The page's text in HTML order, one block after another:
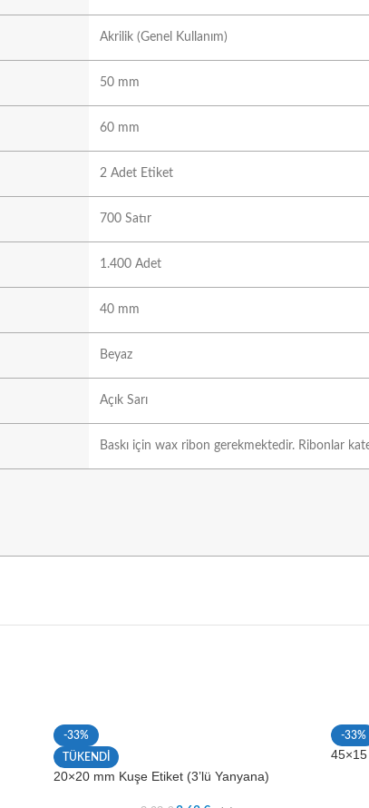
Akrilik (Genel Kullanım)
50 mm
60 mm
2 Adet Etiket
700 Satır
1.400 Adet
40 mm
Beyaz
Açık Sarı
Baskı için wax ribon gerekmektedir. Ribonlar
-33%
TÜKENDİ
20×20 mm Kuşe Etiket (3’lü Yanyana)
-33%